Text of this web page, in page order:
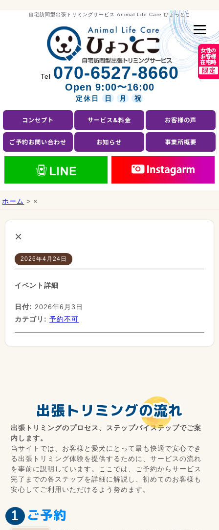
自宅訪問型出張トリミングサービス Animal Life Care ひょっとこ
Tel 070-6527-8660
Open 9:00〜16:00
定休日 日 月 祝
コンセプト サービス&料金 お客様の声
ご予約お問い合わせ お知らせ 事業所概要
ホーム > ×
×
2026年4月24日
イベント詳細
日付: 2026年6月3日
カテゴリ: 予約不可
出張トリミングの流れ
出張トリミングのプロセス、ステップバイステップでご案
内します。
当サイトでは、お客様と愛犬にとって最も快適で安心でき
る出張トリミング体験を提供するために、サービスの流れ
を事前に説明しています。ここでは、ご予約からサービス
完了までの各ステップを詳細に解説し、初めてのお客様も
安心してご利用いただけるよう努めます。
ご予約